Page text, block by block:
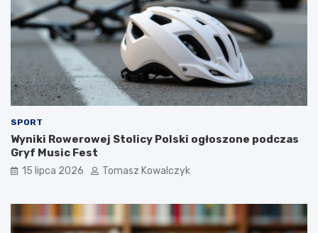
SPORT
Wyniki Rowerowej Stolicy Polski ogłoszone podczas
Gryf Music Fest
15 lipca 2026 Tomasz Kowalczyk